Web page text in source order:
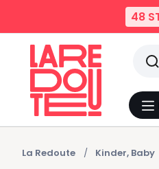
48
La Redoute Kinder, Baby